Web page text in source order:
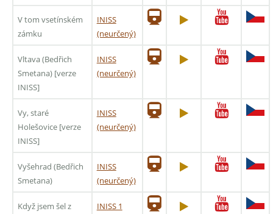
V tom vsetínském
zámku
INISS
(neurčený)
Vltava (Bedřich
Smetana) [verze
INISS]
INISS
(neurčený)
Vy, staré
Holešovice [verze
INISS]
INISS
(neurčený)
Vyšehrad (Bedřich
Smetana)
INISS
(neurčený)
Když jsem šel z
INISS 1